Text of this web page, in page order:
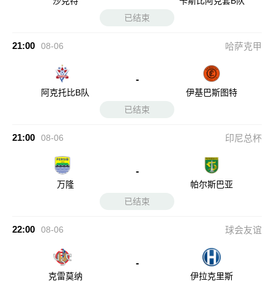
已结束
21:00 08-06 哈萨克甲
阿克托比B队
-
伊基巴斯图特
已结束
21:00 08-06 印尼总杯
万隆
-
帕尔斯巴亚
已结束
22:00 08-06 球会友谊
克雷莫纳
-
伊拉克里斯